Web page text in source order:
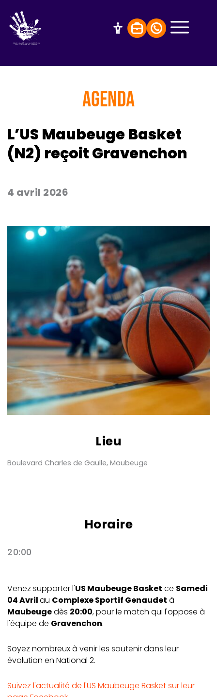
AGENDA
L’US Maubeuge Basket
(N2) reçoit Gravenchon
4 avril 2026
Lieu
Boulevard Charles de Gaulle, Maubeuge
Horaire
20:00
Venez supporter l'US Maubeuge Basket ce Samedi
04 Avrilau Complexe Sportif Genaudet à
Maubeugedès 20:00, pour le match qui l'oppose à
l'équipe de Gravenchon.
Soyez nombreux à venir les soutenir dans leur
évolution en National 2.
Suivez l'actualité de l'US Maubeuge Basket sur leur